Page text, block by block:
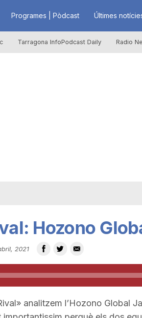
Programes | Pòdcast Últimes
Tarragona InfoPodcast Daily Radio
Hozono
2021
analitzem l’Hozono Global